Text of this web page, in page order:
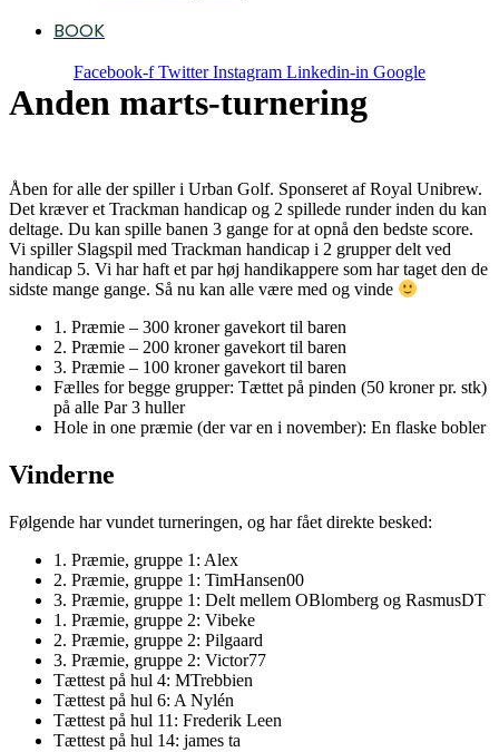
BOOK
Facebook-f Twitter Instagram Linkedin-in Google
Anden marts-turnering
Åben for alle der spiller i Urban Golf. Sponseret af Royal Unibrew.
Det kræver et Trackman handicap og 2 spillede runder inden du kan
deltage. Du kan spille banen 3 gange for at opnå den bedste score.
Vi spiller Slagspil med Trackman handicap i 2 grupper delt ved
handicap 5. Vi har haft et par høj handikappere som har taget den de
sidste mange gange. Så nu kan alle være med og vinde
1. Præmie – 300 kroner gavekort til baren
2. Præmie – 200 kroner gavekort til baren
3. Præmie – 100 kroner gavekort til baren
Fælles for begge grupper: Tættet på pinden (50 kroner pr. stk)
på alle Par 3 huller
Hole in one præmie (der var en i november): En flaske bobler
Vinderne
Følgende har vundet turneringen, og har fået direkte besked:
1. Præmie, gruppe 1: Alex
2. Præmie, gruppe 1: TimHansen00
3. Præmie, gruppe 1: Delt mellem OBlomberg og RasmusDT
1. Præmie, gruppe 2: Vibeke
2. Præmie, gruppe 2: Pilgaard
3. Præmie, gruppe 2: Victor77
Tættest på hul 4: MTrebbien
Tættest på hul 6: A Nylén
Tættest på hul 11: Frederik Leen
Tættest på hul 14: james ta